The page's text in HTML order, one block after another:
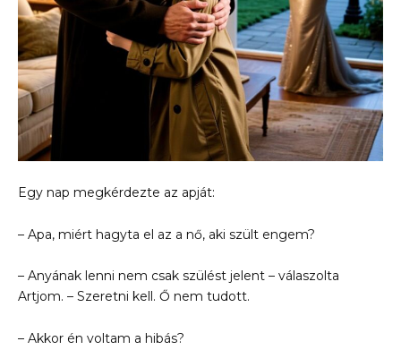
Egy nap megkérdezte az apját:
– Apa, miért hagyta el az a nő, aki szült engem?
– Anyának lenni nem csak szülést jelent – válaszolta
Artjom. – Szeretni kell. Ő nem tudott.
– Akkor én voltam a hibás?